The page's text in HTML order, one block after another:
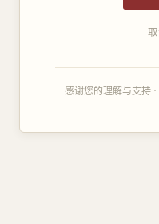
感谢您的理解与支持